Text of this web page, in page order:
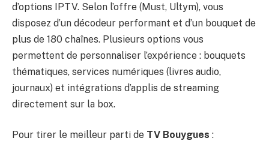
d’options IPTV. Selon l’offre (Must, Ultym), vous
disposez d’un décodeur performant et d’un bouquet de
plus de 180 chaînes. Plusieurs options vous
permettent de personnaliser l’expérience : bouquets
thématiques, services numériques (livres audio,
journaux) et intégrations d’applis de streaming
directement sur la box.
Pour tirer le meilleur parti de TV Bouygues :